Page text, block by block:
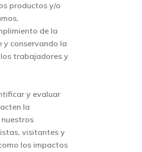
productos y/o
de la
y conservando la
trabajadores y
y evaluar
la
visitantes y
los impactos